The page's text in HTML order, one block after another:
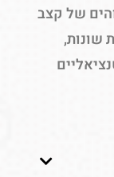
של קצב
שונות,